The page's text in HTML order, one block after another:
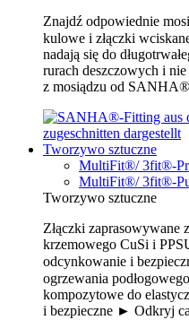
Znajdź odpowiednie
kulowe i złączki
nadają się do
rurach deszczowych i
z mosiądzu od
Tworzywo sztuczne
MultiFit®/ 3fit®-
MultiFit®/ 3fit®-
Tworzywo sztuczne
Złączki zaprasowywane
krzemowego CuSi i
odcynkowanie i
ogrzewania
kompozytowe do
i bezpieczne ► Odkryj